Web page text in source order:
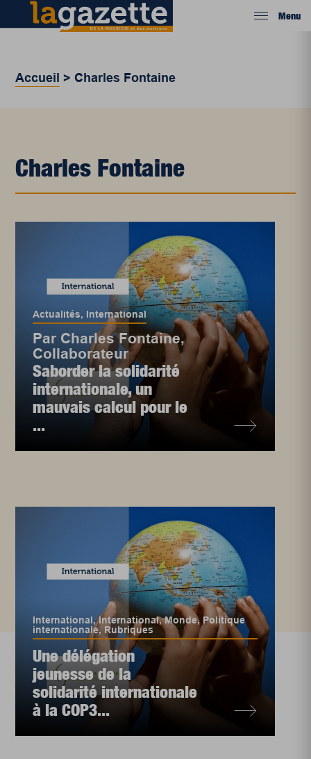
Menu
Accueil > Charles Fontaine
Charles Fontaine
Actualités, International
Par Charles Fontaine,
Collaborateur
Saborder la solidarité
internationale, un
mauvais calcul pour le
...
International,International,Monde, Politique
internationale, Rubriques
Une délégation
jeunesse de la
solidarité internationale
à la COP3...